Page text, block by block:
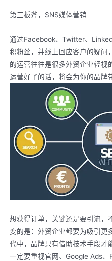
第三板斧，SNS媒体营销
通过Facebook、Twitter、
积粉丝，并线上回应客户的疑问
的运营往往是很多外贸企业轻视
运营好了的话，将会为你的品牌
想获得订单，关键还是要引流，
变的是：外贸企业都要为吸引更
代中，品牌只有借助技术手段才
一定要重视官网、Google Ads